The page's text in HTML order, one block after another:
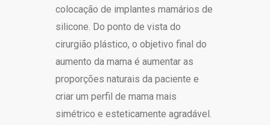
colocação de implantes mamários de
silicone. Do ponto de vista do
cirurgião plástico, o objetivo final do
aumento da mama é aumentar as
proporções naturais da paciente e
criar um perfil de mama mais
simétrico e esteticamente agradável.